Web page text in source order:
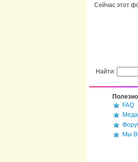
Сейчас этот
Найти:
FAQ
Мы